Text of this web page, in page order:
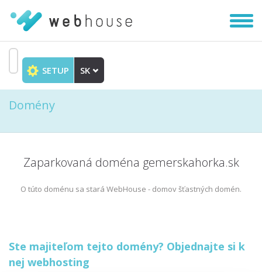
obsah
|
Skryť
SETUP SK
Domény
Zaparkovaná doména gemerskahorka.sk
O túto doménu sa stará WebHouse - domov šťastných domén.
Ste majiteľom tejto domény? Objednajte si k
nej webhosting